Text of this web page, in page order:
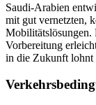
Saudi-Arabien
mit gut vernetzten,
Mobilitätslösungen.
Vorbereitung
in die Zukunft lohnt